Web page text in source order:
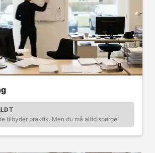
tilbyder praktik. Men du må altid spørge!